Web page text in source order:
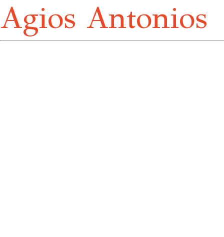
Agios Antonios